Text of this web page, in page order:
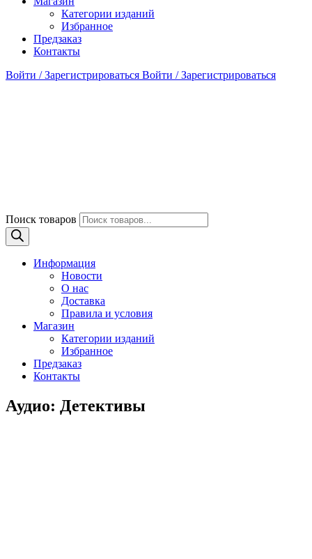
Категории изданий
Избранное
Предзаказ
Контакты
Войти / Зарегистрироваться Войти / Зарегистрироваться
Поиск товаров
Информация
Новости
О нас
Доставка
Правила и условия
Магазин
Категории изданий
Избранное
Предзаказ
Контакты
Аудио: Детективы